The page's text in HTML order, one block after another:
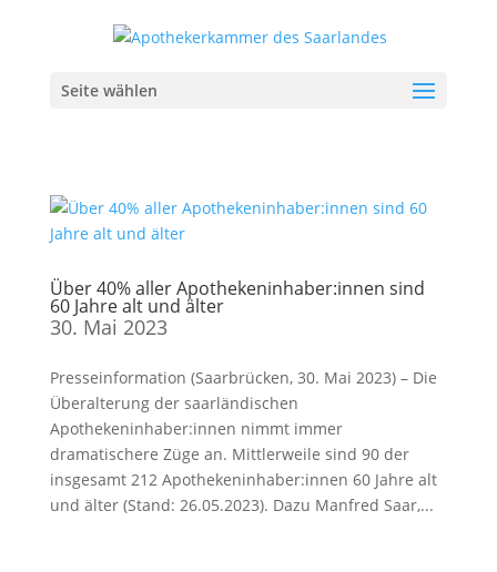
Seite wählen
Über 40% aller Apothekeninhaber:innen sind
60 Jahre alt und älter
30. Mai 2023
Presseinformation (Saarbrücken, 30. Mai 2023) – Die
Überalterung der saarländischen
Apothekeninhaber:innen nimmt immer
dramatischere Züge an. Mittlerweile sind 90 der
insgesamt 212 Apothekeninhaber:innen 60 Jahre alt
und älter (Stand: 26.05.2023). Dazu Manfred Saar,...